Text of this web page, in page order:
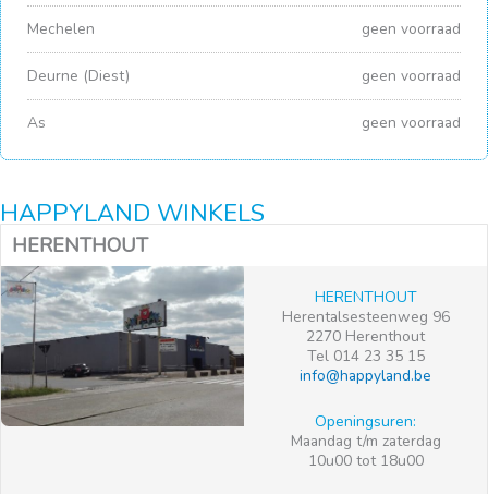
Mechelen geen voorraad
Deurne (Diest) geen voorraad
As geen voorraad
HAPPYLAND WINKELS
HERENTHOUT
HERENTHOUT
Herentalsesteenweg 96
2270 Herenthout
Tel 014 23 35 15
info@happyland.be
Openingsuren:
Maandag t/m zaterdag
10u00 tot 18u00